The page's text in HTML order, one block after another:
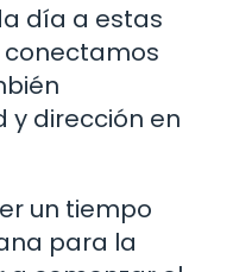
día a estas
conectamos
dirección en
un tiempo
para la